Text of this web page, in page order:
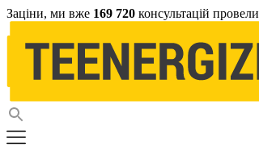
Заціни, ми вже 169 720 консультацій провели